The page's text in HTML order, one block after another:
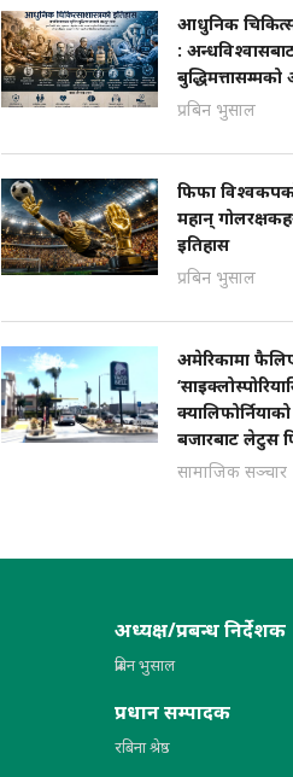
आधुनिक
:
बुद्धिमत्तासम्मको
प्रबिन भुसाल
फिफा
महान्
इतिहास
प्रबिन भुसाल
अमेरिकामा
क्यालिफोर्नियाको
बजारबाट लेटुस
सामाजिक सञ्चार
अध्यक्ष/प्रबन्ध निर्देशक
प्रबिन भुसाल
प्रधान सम्पादक
रबिना श्रेष्ठ